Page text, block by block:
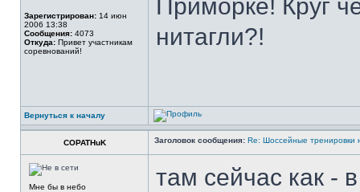
Зарегистрирован: 14 июн
2006 13:38
Сообщения: 4073
Откуда: Привет участникам
соревнований!
Приморке! Круг
нитагли?!
Вернуться к началу
COPATHuK Заголовок сообщения: Re: Шоссейные тренировки
Мне бы в небо
там сейчас как -